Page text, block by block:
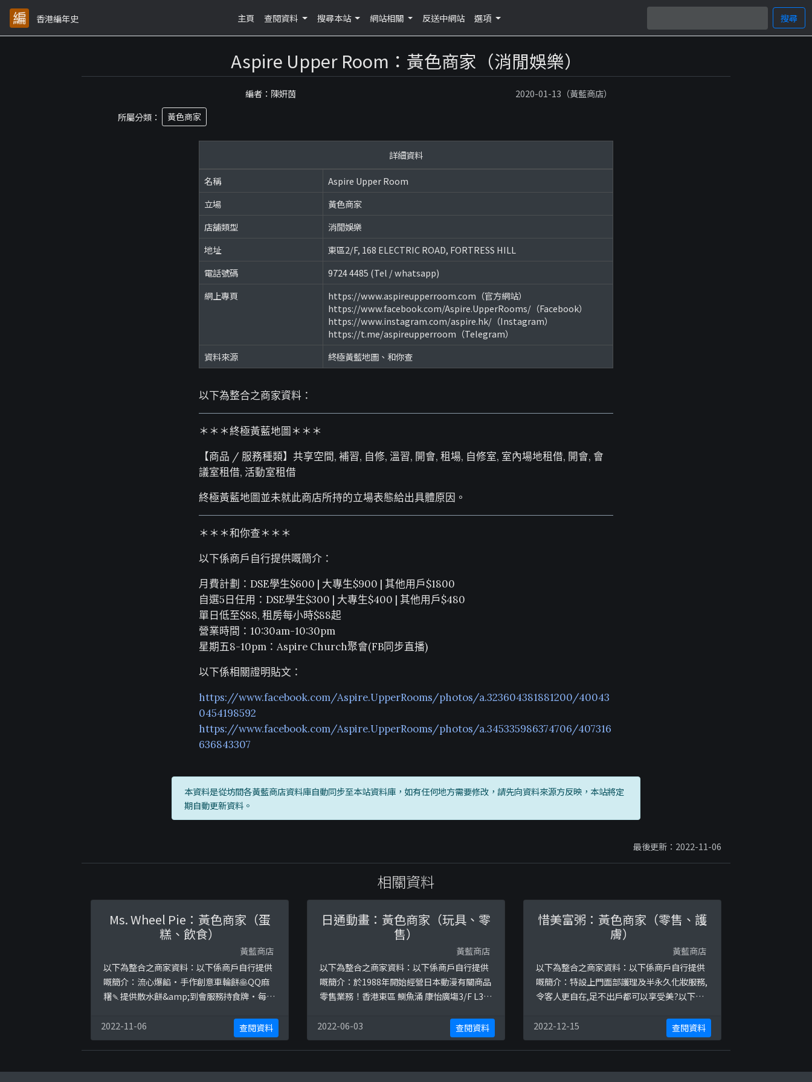
香港編年史 主頁 查閱資料 搜尋本站 網站相關 反送中網站 選項 搜尋
Aspire Upper Room：黃色商家（消閒娛樂）
編者：陳妍茵
2020-01-13（黃藍商店）
所屬分類：
黃色商家
詳細資料
名稱
Aspire Upper Room
立場
黃色商家
店舖類型
消閒娛樂
地址
東區2/F, 168 ELECTRIC ROAD, FORTRESS HILL
電話號碼
9724 4485 (Tel / whatsapp)
網上專頁
https://www.aspireupperroom.com（官方網站）
https://www.facebook.com/Aspire.UpperRooms/（Facebook）
https://www.instagram.com/aspire.hk/（Instagram）
https://t.me/aspireupperroom（Telegram）
資料來源
終極黃藍地圖、和你查
以下為整合之商家資料：
＊＊＊終極黃藍地圖＊＊＊
【商品 / 服務種類】共享空間, 補習, 自修, 溫習, 開會, 租場, 自修室, 室內場地租借, 開會, 會
議室租借, 活動室租借
終極黃藍地圖並未就此商店所持的立場表態給出具體原因。
＊＊＊和你查＊＊＊
以下係商戶自行提供嘅簡介：
月費計劃：DSE學生$600 | 大專生$900 | 其他用戶$1800
自選5日任用：DSE學生$300 | 大專生$400 | 其他用戶$480
單日低至$88, 租房每小時$88起
營業時間：10:30am-10:30pm
星期五8-10pm：Aspire Church聚會(FB同步直播)
以下係相關證明貼文：
https://www.facebook.com/Aspire.UpperRooms/photos/a.323604381881200/40043
0454198592
https://www.facebook.com/Aspire.UpperRooms/photos/a.345335986374706/407316
636843307
本資料是從坊間各黃藍商店資料庫自動同步至本站資料庫，如有任何地方需要修改，請先向資料來源方反映，本站將定
期自動更新資料。
最後更新：2022-11-06
相關資料
Ms. Wheel Pie：黃色商家（蛋
糕、飲食）
黃藍商店
以下為整合之商家資料：以下係商戶自行提供
嘅簡介：流心爆餡·手作創意車輪餅🥞QQ麻
糬🍡提供散水餅&amp;到會服務持食牌·每天
地優質原材料營業時間: 12:30pm~9pm (星期
一休息)門巿地址: 美孚新村吉利徑19號50B7號
舖 (美孚MTR Exit A 轉右行約1分鐘至小巷內)
2022-11-06 查閱資料
日通動畫：黃色商家（玩具、零
售）
黃藍商店
以下為整合之商家資料：以下係商戶自行提供
嘅簡介：於1988年開始經營日本動漫有關商品
零售業務！香港東區 鰂魚涌 康怡廣塲3/F L3舖
購!!Facebook ID: 日通動畫 Animate United
以下係相關證明貼文：
https://www.facebook.com/animateunit
2022-06-03 查閱資料
惜美富粥：黃色商家（零售、護
膚）
黃藍商店
以下為整合之商家資料：以下係商戶自行提供
嘅簡介：特設上門面部護理及半永久化妝服務,
令客人更自在,足不出戶都可以享受美?以下係
https://www.facebook.com/Aphroditebe
autyhk/posts/2429519050447440https://
www.facebook.com/Aphroditebeautyhk/
2022-12-15 查閱資料